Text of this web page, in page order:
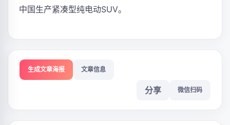
中国生产紧凑型纯电动SUV。
生成文章海报 文章信息
分享 微信扫码